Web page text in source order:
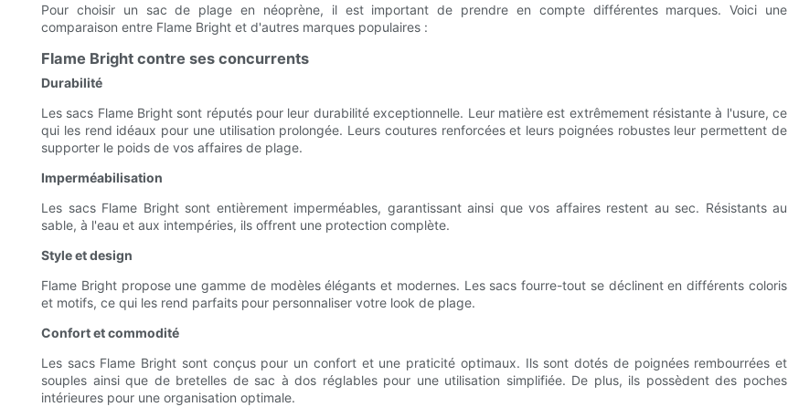
Pour choisir un sac de plage en néoprène, il est important de prendre en compte différentes marques. Voici une
comparaison entre Flame Bright et d'autres marques populaires :
Flame Bright contre ses concurrents
Durabilité
Les sacs Flame Bright sont réputés pour leur durabilité exceptionnelle. Leur matière est extrêmement résistante à l'usure, ce
qui les rend idéaux pour une utilisation prolongée. Leurs coutures renforcées et leurs poignées robustes leur permettent de
supporter le poids de vos affaires de plage.
Imperméabilisation
Les sacs Flame Bright sont entièrement imperméables, garantissant ainsi que vos affaires restent au sec. Résistants au
sable, à l'eau et aux intempéries, ils offrent une protection complète.
Style et design
Flame Bright propose une gamme de modèles élégants et modernes. Les sacs fourre-tout se déclinent en différents coloris
et motifs, ce qui les rend parfaits pour personnaliser votre look de plage.
Confort et commodité
Les sacs Flame Bright sont conçus pour un confort et une praticité optimaux. Ils sont dotés de poignées rembourrées et
souples ainsi que de bretelles de sac à dos réglables pour une utilisation simplifiée. De plus, ils possèdent des poches
intérieures pour une organisation optimale.